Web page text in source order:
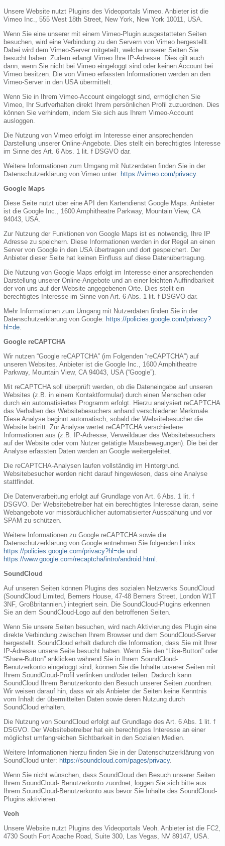
Unsere Website nutzt Plugins des Videoportals Vimeo. Anbieter ist die
Vimeo Inc., 555 West 18th Street, New York, New York 10011, USA.
Wenn Sie eine unserer mit einem Vimeo-Plugin ausgestatteten Seiten
besuchen, wird eine Verbindung zu den Servern von Vimeo hergestellt.
Dabei wird dem Vimeo-Server mitgeteilt, welche unserer Seiten Sie
besucht haben. Zudem erlangt Vimeo Ihre IP-Adresse. Dies gilt auch
dann, wenn Sie nicht bei Vimeo eingeloggt sind oder keinen Account bei
Vimeo besitzen. Die von Vimeo erfassten Informationen werden an den
Vimeo-Server in den USA übermittelt.
Wenn Sie in Ihrem Vimeo-Account eingeloggt sind, ermöglichen Sie
Vimeo, Ihr Surfverhalten direkt Ihrem persönlichen Profil zuzuordnen. Dies
können Sie verhindern, indem Sie sich aus Ihrem Vimeo-Account
ausloggen.
Die Nutzung von Vimeo erfolgt im Interesse einer ansprechenden
Darstellung unserer Online-Angebote. Dies stellt ein berechtigtes Interesse
im Sinne des Art. 6 Abs. 1 lit. f DSGVO dar.
Weitere Informationen zum Umgang mit Nutzerdaten finden Sie in der
Datenschutzerklärung von Vimeo unter: https://vimeo.com/privacy.
Google Maps
Diese Seite nutzt über eine API den Kartendienst Google Maps. Anbieter
ist die Google Inc., 1600 Amphitheatre Parkway, Mountain View, CA
94043, USA.
Zur Nutzung der Funktionen von Google Maps ist es notwendig, Ihre IP
Adresse zu speichern. Diese Informationen werden in der Regel an einen
Server von Google in den USA übertragen und dort gespeichert. Der
Anbieter dieser Seite hat keinen Einfluss auf diese Datenübertragung.
Die Nutzung von Google Maps erfolgt im Interesse einer ansprechenden
Darstellung unserer Online-Angebote und an einer leichten Auffindbarkeit
der von uns auf der Website angegebenen Orte. Dies stellt ein
berechtigtes Interesse im Sinne von Art. 6 Abs. 1 lit. f DSGVO dar.
Mehr Informationen zum Umgang mit Nutzerdaten finden Sie in der
Datenschutzerklärung von Google: https://policies.google.com/privacy?
hl=de
Google reCAPTCHA
Wir nutzen “Google reCAPTCHA” (im Folgenden “reCAPTCHA”) auf
unseren Websites. Anbieter ist die Google Inc., 1600 Amphitheatre
Parkway, Mountain View, CA 94043, USA (“Google”).
Mit reCAPTCHA soll überprüft werden, ob die Dateneingabe auf unseren
Websites (z.B. in einem Kontaktformular) durch einen Menschen oder
durch ein automatisiertes Programm erfolgt. Hierzu analysiert reCAPTCHA
das Verhalten des Websitebesuchers anhand verschiedener Merkmale.
Diese Analyse beginnt automatisch, sobald der Websitebesucher die
Website betritt. Zur Analyse wertet reCAPTCHA verschiedene
Informationen aus (z.B. IP-Adresse, Verweildauer des Websitebesuchers
auf der Website oder vom Nutzer getätigte Mausbewegungen). Die bei der
Analyse erfassten Daten werden an Google weitergeleitet.
Die reCAPTCHA-Analysen laufen vollständig im Hintergrund.
Websitebesucher werden nicht darauf hingewiesen, dass eine Analyse
stattfindet.
Die Datenverarbeitung erfolgt auf Grundlage von Art. 6 Abs. 1 lit. f
DSGVO. Der Websitebetreiber hat ein berechtigtes Interesse daran, seine
Webangebote vor missbräuchlicher automatisierter Ausspähung und vor
SPAM zu schützen.
Weitere Informationen zu Google reCAPTCHA sowie die
Datenschutzerklärung von Google entnehmen Sie folgenden Links:
https://policies.google.com/privacy?hl=de und
https://www.google.com/recaptcha/intro/android.html
SoundCloud
Auf unseren Seiten können Plugins des sozialen Netzwerks SoundCloud
(SoundCloud Limited, Berners House, 47-48 Berners Street, London W1T
3NF, Großbritannien.) integriert sein. Die SoundCloud-Plugins erkennen
Sie an dem SoundCloud-Logo auf den betroffenen Seiten.
Wenn Sie unsere Seiten besuchen, wird nach Aktivierung des Plugin eine
direkte Verbindung zwischen Ihrem Browser und dem SoundCloud-Server
hergestellt. SoundCloud erhält dadurch die Information, dass Sie mit Ihrer
IP-Adresse unsere Seite besucht haben. Wenn Sie den “Like-Button” oder
“Share-Button” anklicken während Sie in Ihrem SoundCloud-
Benutzerkonto eingeloggt sind, können Sie die Inhalte unserer Seiten mit
Ihrem SoundCloud-Profil verlinken und/oder teilen. Dadurch kann
SoundCloud Ihrem Benutzerkonto den Besuch unserer Seiten zuordnen.
Wir weisen darauf hin, dass wir als Anbieter der Seiten keine Kenntnis
vom Inhalt der übermittelten Daten sowie deren Nutzung durch
SoundCloud erhalten.
Die Nutzung von SoundCloud erfolgt auf Grundlage des Art. 6 Abs. 1 lit. f
DSGVO. Der Websitebetreiber hat ein berechtigtes Interesse an einer
möglichst umfangreichen Sichtbarkeit in den Sozialen Medien.
Weitere Informationen hierzu finden Sie in der Datenschutzerklärung von
SoundCloud unter: https://soundcloud.com/pages/privacy.
Wenn Sie nicht wünschen, dass SoundCloud den Besuch unserer Seiten
Ihrem SoundCloud- Benutzerkonto zuordnet, loggen Sie sich bitte aus
Ihrem SoundCloud-Benutzerkonto aus bevor Sie Inhalte des SoundCloud-
Plugins aktivieren.
Veoh
Unsere Website nutzt Plugins des Videoportals Veoh. Anbieter ist die FC2,
4730 South Fort Apache Road, Suite 300, Las Vegas, NV 89147, USA.